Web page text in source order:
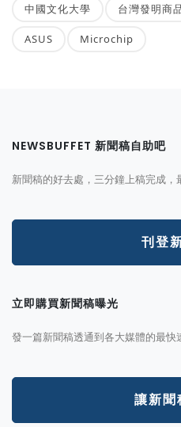
中國文化大學 台灣發明商
ASUS Microchip
NEWSBUFFET 新聞稿自助吧
新聞稿的好去處，三分鐘上稿完成，
刊登
立即購買新聞稿曝光
發一篇新聞稿透通到各大媒體的最快
讓新聞